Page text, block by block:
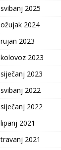
svibanj 2025
ožujak 2024
rujan 2023
kolovoz 2023
siječanj 2023
svibanj 2022
siječanj 2022
lipanj 2021
travanj 2021